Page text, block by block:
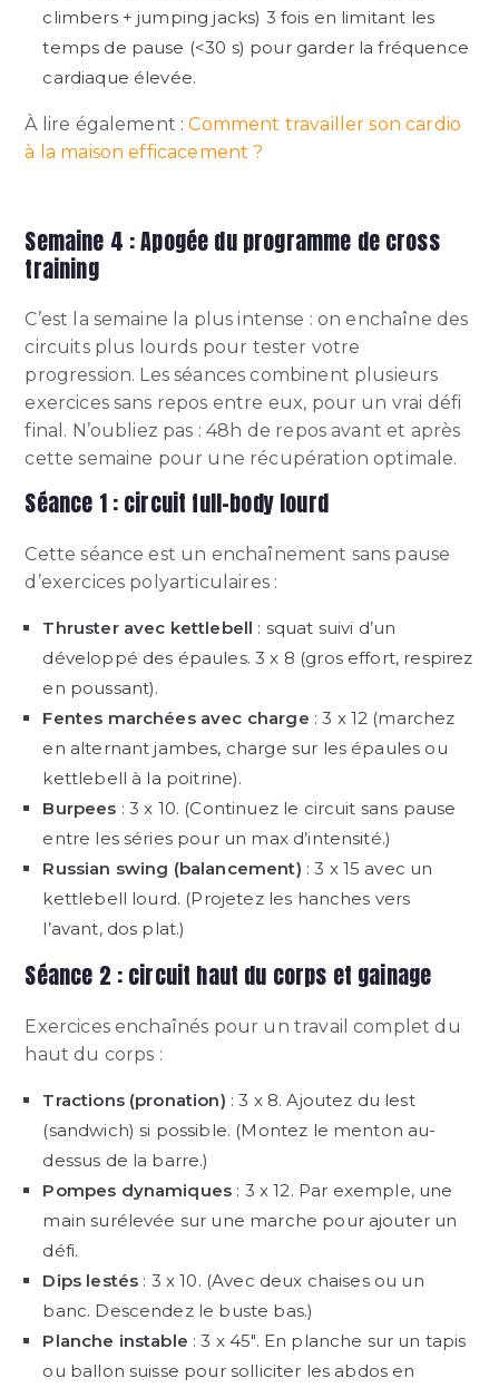
climbers + jumping jacks) 3 fois en limitant les
temps de pause (<30 s) pour garder la fréquence
cardiaque élevée.
À lire également :Comment travailler son cardio
à la maison efficacement ?
Semaine 4 : Apogée du programme de cross
training
C’est la semaine la plus intense : on enchaîne des
circuits plus lourds pour tester votre
progression. Les séances combinent plusieurs
exercices sans repos entre eux, pour un vrai défi
final. N’oubliez pas : 48h de repos avant et après
cette semaine pour une récupération optimale.
Séance 1 : circuit full-body lourd
Cette séance est un enchaînement sans pause
d’exercices polyarticulaires :
Thruster avec kettlebell : squat suivi d’un
développé des épaules. 3 x 8 (gros effort, respirez
en poussant).
Fentes marchées avec charge : 3 x 12 (marchez
en alternant jambes, charge sur les épaules ou
kettlebell à la poitrine).
Burpees : 3 x 10. (Continuez le circuit sans pause
entre les séries pour un max d’intensité.)
Russian swing (balancement) : 3 x 15 avec un
kettlebell lourd. (Projetez les hanches vers
l’avant, dos plat.)
Séance 2 : circuit haut du corps et gainage
Exercices enchaînés pour un travail complet du
haut du corps :
Tractions (pronation) : 3 x 8. Ajoutez du lest
(sandwich) si possible. (Montez le menton au-
dessus de la barre.)
Pompes dynamiques : 3 x 12. Par exemple, une
main surélevée sur une marche pour ajouter un
défi.
Dips lestés : 3 x 10. (Avec deux chaises ou un
banc. Descendez le buste bas.)
Planche instable : 3 x 45″. En planche sur un tapis
ou ballon suisse pour solliciter les abdos en